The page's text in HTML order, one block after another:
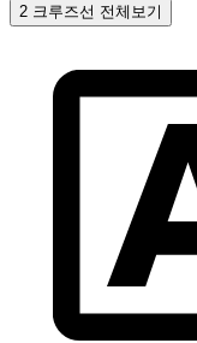
2 크루즈선 전체보기